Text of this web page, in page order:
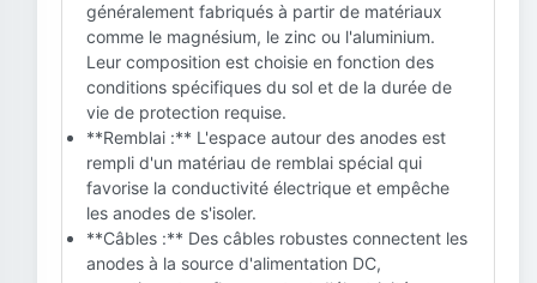
généralement fabriqués à partir de matériaux
comme le magnésium, le zinc ou l'aluminium.
Leur composition est choisie en fonction des
conditions spécifiques du sol et de la durée de
vie de protection requise.
**Remblai :** L'espace autour des anodes est
rempli d'un matériau de remblai spécial qui
favorise la conductivité électrique et empêche
les anodes de s'isoler.
**Câbles :** Des câbles robustes connectent les
anodes à la source d'alimentation DC,